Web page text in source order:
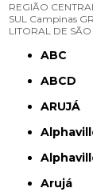
REGIÃO
SUL Campinas
LITORAL DE
ABC
ABCD
ARUJÁ
Arujá